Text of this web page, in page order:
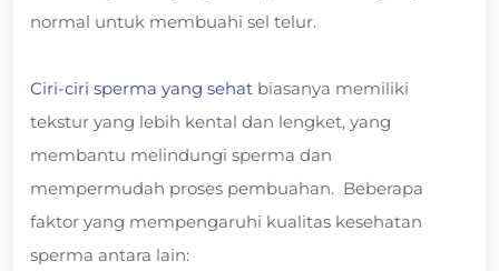
normal untuk membuahi sel telur.
Ciri-ciri sperma yang sehat biasanya memiliki
tekstur yang lebih kental dan lengket, yang
membantu melindungi sperma dan
mempermudah proses pembuahan. Beberapa
faktor yang mempengaruhi kualitas kesehatan
sperma antara lain: